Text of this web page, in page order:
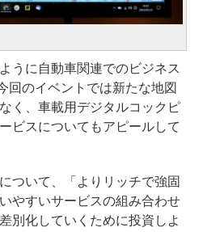
うに自動車関連でのビジネス
回のイベントでは新たな地図
く、車載用デジタルコックピ
ビスについてもアピールして
ついて、「よりリッチで強固
やすいサービスの組み合わせ
別化していくために投資しよ